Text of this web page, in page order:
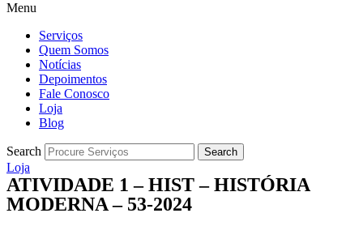
Menu
Serviços
Quem Somos
Notícias
Depoimentos
Fale Conosco
Loja
Blog
Search Search
Loja
ATIVIDADE 1 – HIST – HISTÓRIA
MODERNA – 53-2024